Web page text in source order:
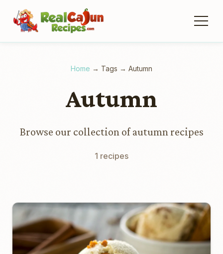
Home → Tags → Autumn
Autumn
Browse our collection of autumn recipes
1 recipes